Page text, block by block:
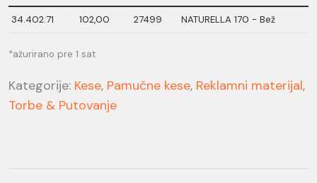
34.402.71 102,00 27499 NATURELLA 170 - Bež
*ažurirano pre 1 sat
Kategorije: Kese, Pamučne kese, Reklamni materijal,
Torbe & Putovanje